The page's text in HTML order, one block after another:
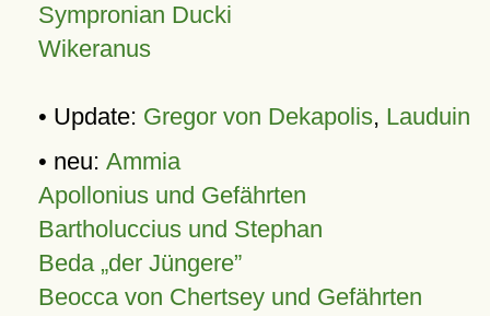
Sympronian Ducki
Wikeranus
• Update: Gregor von Dekapolis, Lauduin
• neu: Ammia
Apollonius und Gefährten
Bartholuccius und Stephan
Beda „der Jüngere”
Beocca von Chertsey und Gefährten